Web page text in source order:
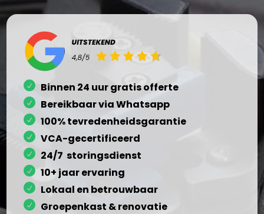
Binnen 24 uur gratis offerte
Bereikbaar via Whatsapp
100% tevredenheidsgarantie
VCA-gecertificeerd
24/7 storingsdienst
10+ jaar ervaring
Lokaal en betrouwbaar
Groepenkast & renovatie